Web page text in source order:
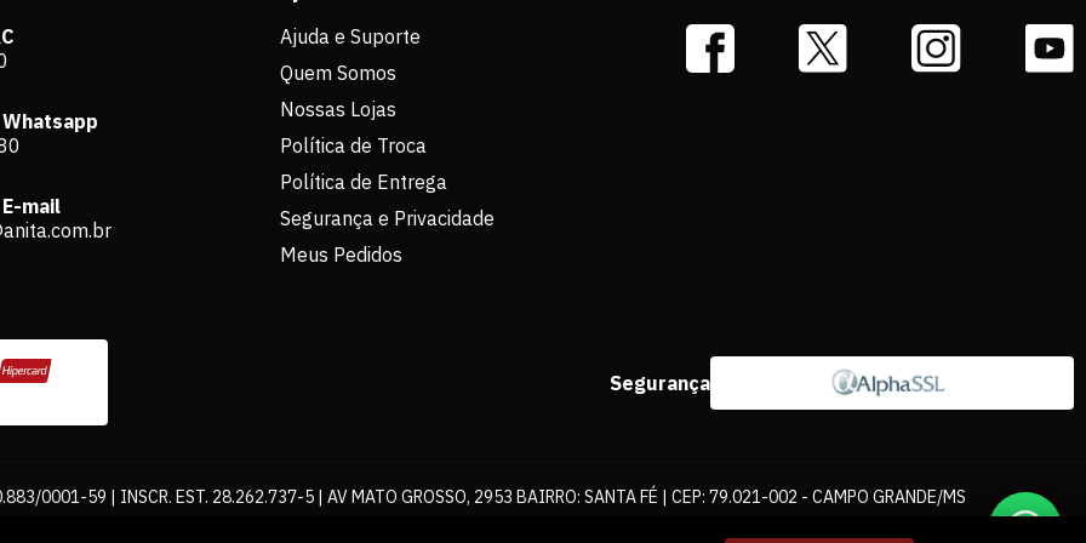
mail
Ajuda e Suporte
Quem Somos
Nossas Lojas
Política de Troca
Política de Entrega
Segurança e Privacidade
Meus Pedidos
Segurança
0001-59 | INSCR. EST. 28.262.737-5 | AV MATO GROSSO, 2953 BAIRRO: SANTA FÉ | CEP: 79.021-002 - CAMPO GRANDE/MS